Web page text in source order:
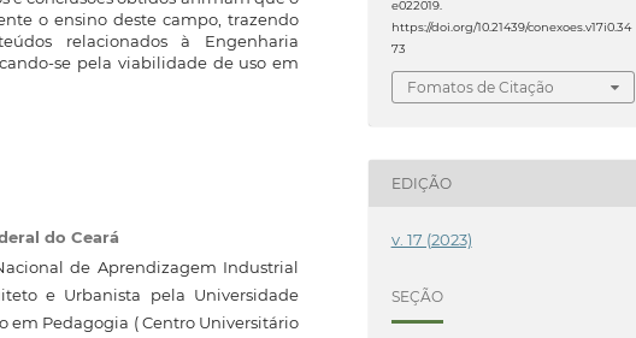
o ensino deste campo, trazendo
relacionados à Engenharia
se pela viabilidade de uso em
do Ceará
de Aprendizagem Industrial
e Urbanista pela Universidade
em Pedagogia ( Centro Universitário
e022019.
https://doi.org/10.21439/conexoes.v17i0.34
73
Fomatos de Citação
EDIÇÃO
v. 17 (2023)
SEÇÃO